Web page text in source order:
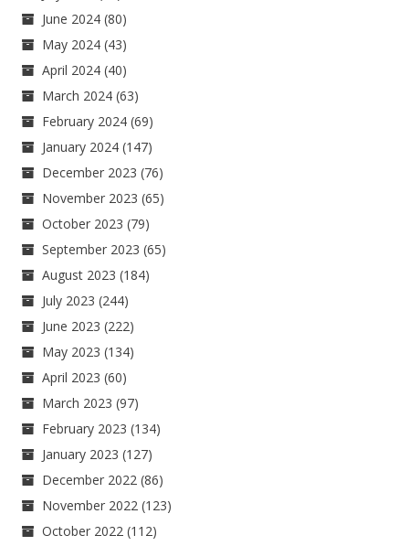
June 2024 (80)
May 2024 (43)
April 2024 (40)
March 2024 (63)
February 2024 (69)
January 2024 (147)
December 2023 (76)
November 2023 (65)
October 2023 (79)
September 2023 (65)
August 2023 (184)
July 2023 (244)
June 2023 (222)
May 2023 (134)
April 2023 (60)
March 2023 (97)
February 2023 (134)
January 2023 (127)
December 2022 (86)
November 2022 (123)
October 2022 (112)